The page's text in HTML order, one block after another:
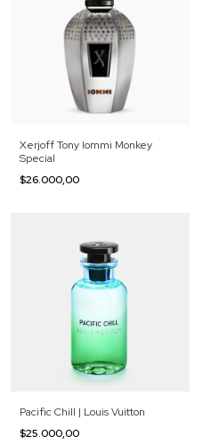
Xerjoff Tony Iommi Monkey
Special
$26.000,00
Pacific Chill | Louis Vuitton
$25.000,00